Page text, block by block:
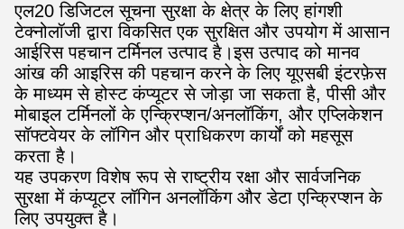
एल20 डिजिटल सूचना सुरक्षा के क्षेत्र के लिए हांगशी
टेक्नोलॉजी द्वारा विकसित एक सुरक्षित और उपयोग में आसान
आईरिस पहचान टर्मिनल उत्पाद है।इस उत्पाद को मानव
आंख की आइरिस की पहचान करने के लिए यूएसबी इंटरफ़ेस
के माध्यम से होस्ट कंप्यूटर से जोड़ा जा सकता है, पीसी और
मोबाइल टर्मिनलों के एन्क्रिप्शन/अनलॉकिंग, और एप्लिकेशन
सॉफ्टवेयर के लॉगिन और प्राधिकरण कार्यों को महसूस
करता है।
यह उपकरण विशेष रूप से राष्ट्रीय रक्षा और सार्वजनिक
सुरक्षा में कंप्यूटर लॉगिन अनलॉकिंग और डेटा एन्क्रिप्शन के
लिए उपयुक्त है।